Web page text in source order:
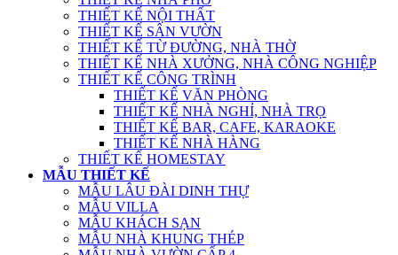
THIẾT KẾ NỘI THẤT
THIẾT KẾ SÂN VƯỜN
THIẾT KẾ TỪ ĐƯỜNG, NHÀ THỜ
THIẾT KẾ NHÀ XƯỞNG, NHÀ CÔNG NGHIỆP
THIẾT KẾ CÔNG TRÌNH
THIẾT KẾ VĂN PHÒNG
THIẾT KẾ NHÀ NGHỈ, NHÀ TRỌ
THIẾT KẾ BAR, CAFE, KARAOKE
THIẾT KẾ NHÀ HÀNG
THIẾT KẾ HOMESTAY
MẪU THIẾT KẾ
MẪU LÂU ĐÀI DINH THỰ
MẪU VILLA
MẪU KHÁCH SẠN
MẪU NHÀ KHUNG THÉP